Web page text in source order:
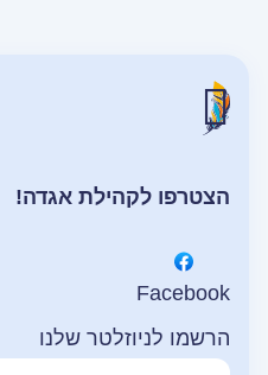
הצטרפו לקהילת אגדה!
Facebook
הרשמו לניוזלטר שלנו